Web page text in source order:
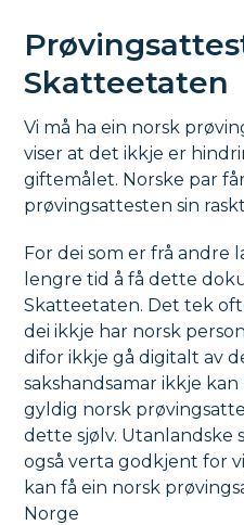
Skatteetaten
Vi må ha ein norsk
viser at det ikkje er
giftemålet. Norske par
prøvingsattesten sin
For dei som er frå andre
lengre tid å få dette
Skatteetaten. Det tek
dei ikkje har norsk
difor ikkje gå digitalt av
sakshandsamar ikkje
gyldig norsk
dette sjølv. Utanlandske
også verta godkjent for
kan få ein norsk
Norge